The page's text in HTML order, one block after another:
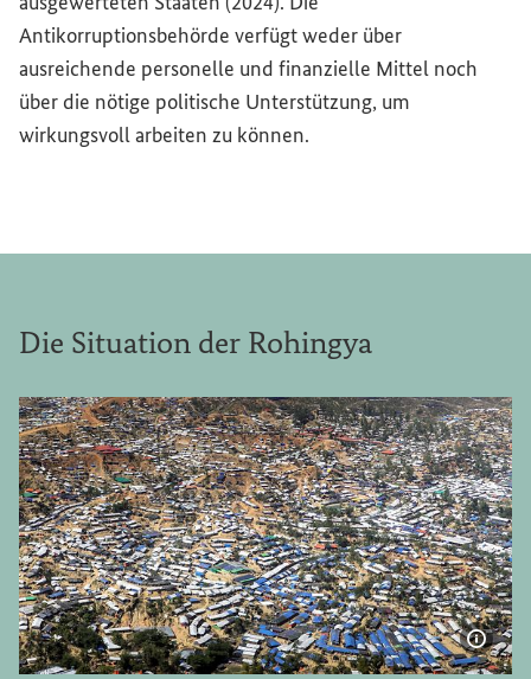
Antikorruptionsbehörde verfügt weder über
ausreichende personelle und finanzielle Mittel noch
über die nötige politische Unterstützung, um
wirkungsvoll arbeiten zu können.
Die Situation der Rohingya